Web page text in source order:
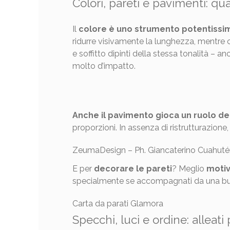
Colori, pareti e pavimenti:
Il colore è uno strumento
ridurre visivamente la lunghezza, mentre
e soffitto dipinti della stessa tonalità –
molto d’impatto.
Anche il pavimento gioca un ruolo
proporzioni. In assenza di
ZeumaDesign – Ph. Giancaterino
E per decorare le pareti? Meglio
specialmente se accompagnati da una
Carta da parati Glamora
Specchi, luci e ordine: